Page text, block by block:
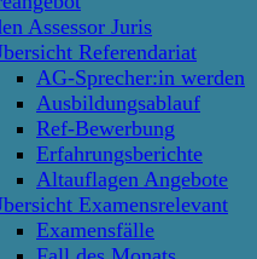
Assessor Juris
Referendariat
AG-Sprecher:in werden
Ausbildungsablauf
Ref-Bewerbung
Erfahrungsberichte
Altauflagen Angebote
Examensrelevant
Examensfälle